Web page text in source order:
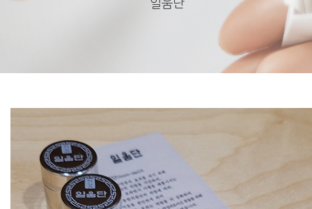
일움단